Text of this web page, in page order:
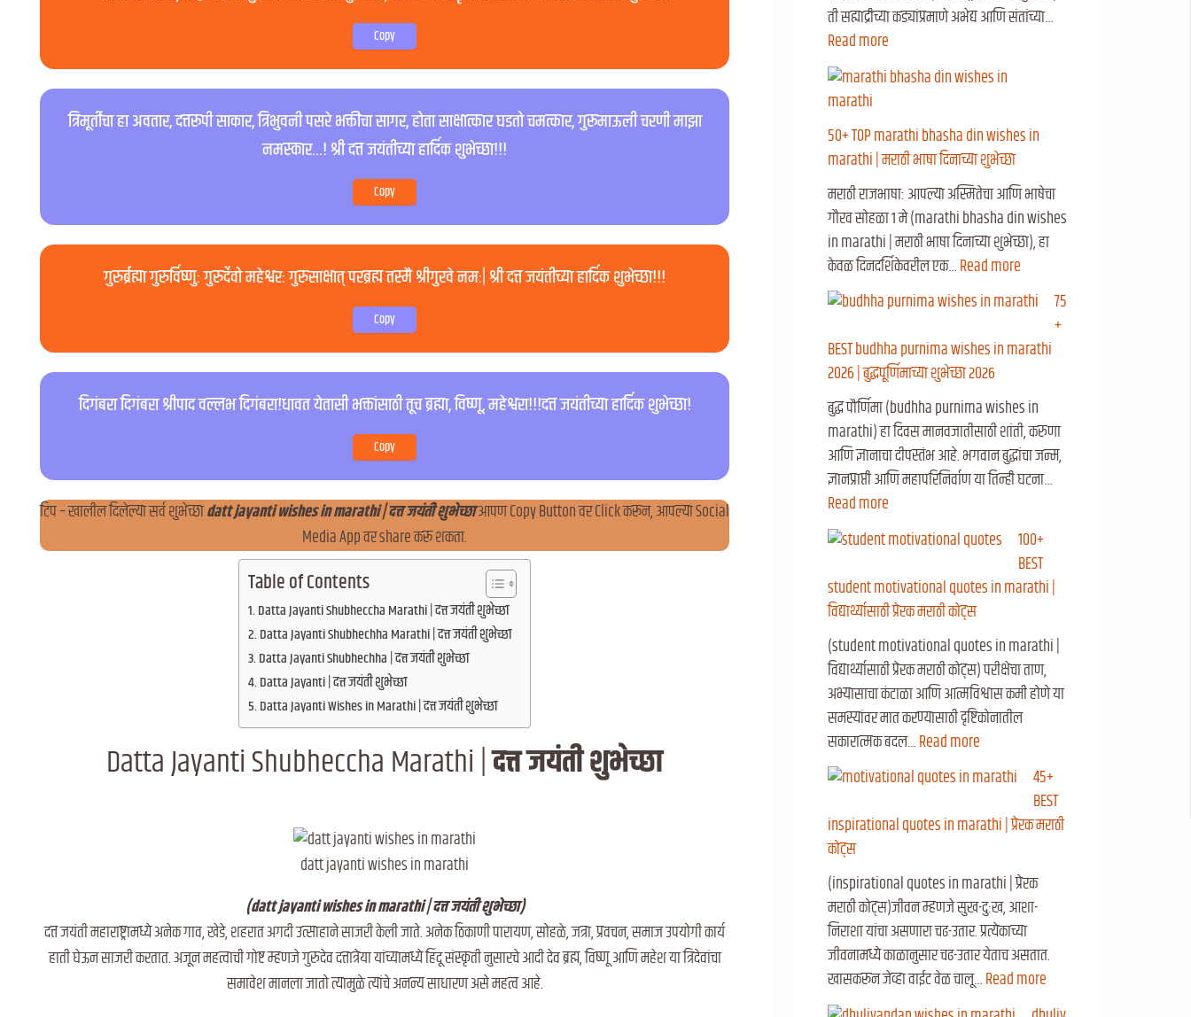
Copy
त्रिमूर्तीचा हा अवतार, दत्तरूपी साकार, त्रिभुवनी पसरे भक्तीचा सागर, होता साक्षात्कार घडतो चमत्कार, गुरूमाऊली चरणी माझा
नमस्कार…! श्री दत्त जयंतीच्या हार्दिक शुभेच्छा!!!
Copy
गुरुर्ब्रह्मा गुरुर्विष्णुः गुरुर्देवो महेश्वरः गुरुसाक्षात् परब्रह्म तस्मै श्रीगुरवे नमः| श्री दत्त जयंतीच्या हार्दिक शुभेच्छा!!!
Copy
दिगंबरा दिगंबरा श्रीपाद वल्लभ दिगंबरा!धावत येतासी भक्तांसाठी तूच ब्रह्मा, विष्णू, महेश्वरा!!!दत्त जयंतीच्या हार्दिक शुभेच्छा!
Copy
टिप – खालील दिलेल्या सर्व शुभेच्छाdatt jayanti wishes in marathi | दत्त जयंती शुभेच्छाआपण Copy Button वर Click करून, आपल्या Social
Media App वर share करू शकता.
Table of Contents
Datta Jayanti Shubheccha Marathi | दत्त जयंती शुभेच्छा
Datta Jayanti Shubhechha Marathi | दत्त जयंती शुभेच्छा
Datta Jayanti Shubhechha | दत्त जयंती शुभेच्छा
Datta Jayanti | दत्त जयंती शुभेच्छा
Datta Jayanti Wishes in Marathi | दत्त जयंती शुभेच्छा
Datta Jayanti Shubheccha Marathi |दत्त जयंती शुभेच्छा
datt jayanti wishes in marathi
(datt jayanti wishes in marathi | दत्त जयंती शुभेच्छा)
दत्त जयंती महाराष्ट्रामध्ये अनेक गाव, खेडे, शहरात अगदी उत्साहाने साजरी केली जाते. अनेक ठिकाणी पारायण, सोहळे, जत्रा, प्रवचन, समाज उपयोगी कार्य
हाती घेऊन साजरी करतात. अजून महत्वाची गोष्ट म्हणजे गुरुदेव दत्तात्रेया यांच्यामध्ये हिंदू संस्कृती नुसारचे आदी देव ब्रह्म, विष्णू आणि महेश या त्रिदेवांचा
समावेश मानला जातो त्यामुळे त्यांचे अनन्य साधारण असे महत्व आहे.
ती सह्याद्रीच्या कड्यांप्रमाणे अभेद्य आणि संतांच्या…
Read more
50+ TOP marathi bhasha din wishes in
marathi | मराठी भाषा दिनाच्या शुभेच्छा
मराठी राजभाषा: आपल्या अस्मितेचा आणि भाषेचा
गौरव सोहळा १ मे (marathi bhasha din wishes
in marathi | मराठी भाषा दिनाच्या शुभेच्छा), हा
केवळ दिनदर्शिकेवरील एक…Read more
75
+
BEST budhha purnima wishes in marathi
2026 | बुद्धपूर्णिमाच्या शुभेच्छा २०२६
बुद्ध पौर्णिमा (budhha purnima wishes in
marathi) हा दिवस मानवजातीसाठी शांती, करुणा
आणि ज्ञानाचा दीपस्तंभ आहे. भगवान बुद्धांचा जन्म,
ज्ञानप्राप्ती आणि महापरिनिर्वाण या तिन्ही घटना…
Read more
100+
BEST
student motivational quotes in marathi |
विद्यार्थ्यासाठी प्रेरक मराठी कोट्स
(student motivational quotes in marathi |
विद्यार्थ्यासाठी प्रेरक मराठी कोट्स) परीक्षेचा ताण,
अभ्यासाचा कंटाळा आणि आत्मविश्वास कमी होणे या
समस्यांवर मात करण्यासाठी दृष्टिकोनातील
सकारात्मक बदल…Read more
45+
BEST
inspirational quotes in marathi | प्रेरक मराठी
कोट्स
(inspirational quotes in marathi | प्रेरक
मराठी कोट्स)जीवन म्हणजे सुख-दुःख, आशा-
निराशा यांचा असणारा चढ-उतार. प्रत्येकाच्या
जीवनामध्ये काळानुसार चढ-उतार येताच असतात.
खासकरून जेव्हा वाईट वेळ चालू…Read more